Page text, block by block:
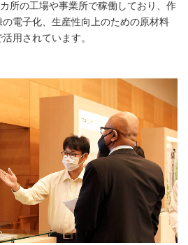
所の工場や事業所で稼働しており、作
電子化、生産性向上のための原材料
用されています。